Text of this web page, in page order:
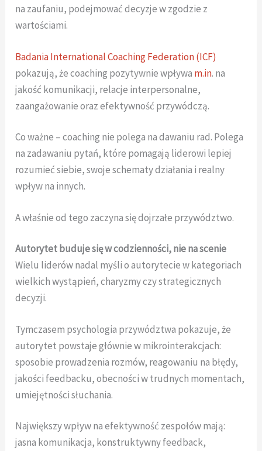
na zaufaniu, podejmować decyzje w zgodzie z
wartościami.
Badania International Coaching Federation (ICF)
pokazują, że coaching pozytywnie wpływa m.in. na
jakość komunikacji, relacje interpersonalne,
zaangażowanie oraz efektywność przywódczą.
Co ważne – coaching nie polega na dawaniu rad. Polega
na zadawaniu pytań, które pomagają liderowi lepiej
rozumieć siebie, swoje schematy działania i realny
wpływ na innych.
A właśnie od tego zaczyna się dojrzałe przywództwo.
Autorytet buduje się w codzienności, nie na scenie
Wielu liderów nadal myśli o autorytecie w kategoriach
wielkich wystąpień, charyzmy czy strategicznych
decyzji.
Tymczasem psychologia przywództwa pokazuje, że
autorytet powstaje głównie w mikrointerakcjach:
sposobie prowadzenia rozmów, reagowaniu na błędy,
jakości feedbacku, obecności w trudnych momentach,
umiejętności słuchania.
Największy wpływ na efektywność zespołów mają:
jasna komunikacja, konstruktywny feedback,